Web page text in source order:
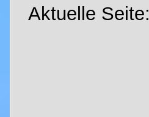
Aktuelle Seite: